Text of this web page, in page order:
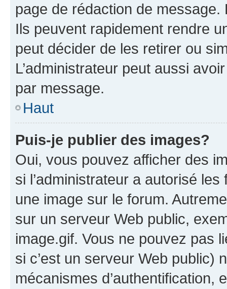
page de rédaction de
Ils peuvent rapidement rendre
peut décider de les retirer ou
L’administrateur peut aussi
par message.
Haut
Puis-je publier des images?
Oui, vous pouvez afficher des
si l’administrateur a autorisé
une image sur le forum.
sur un serveur Web public,
image.gif. Vous ne pouvez pas
si c’est un serveur Web public)
mécanismes d’authentification,